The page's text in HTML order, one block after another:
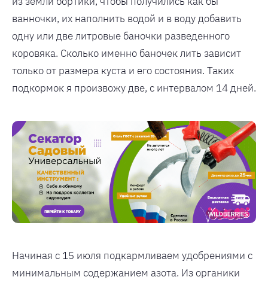
ванночки, их наполнить водой и в воду добавить
одну или две литровые баночки разведенного
коровяка. Сколько именно баночек лить зависит
только от размера куста и его состояния. Таких
подкормок я произвожу две, с интервалом 14 дней.
Начиная с 15 июля подкармливаем удобрениями с
минимальным содержанием азота. Из органики